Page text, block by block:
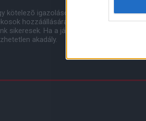
kötelezõ igazoláson kívül (Casemiro nem
hozzáállására. A Moyes-éra alatti
sikeresek. Ha a játékosaink olyan
akadály.